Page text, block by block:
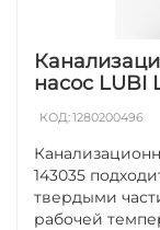
насос LUBI
КОД:1280200496
143035
твердыми
рабочей